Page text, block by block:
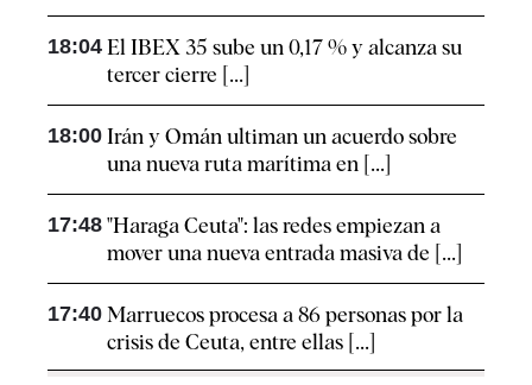
18:04 El IBEX 35 sube un 0,17 % y alcanza su
tercer cierre [...]
18:00 Irán y Omán ultiman un acuerdo sobre
una nueva ruta marítima en [...]
17:48 "Haraga Ceuta": las redes empiezan a
mover una nueva entrada masiva de [...]
17:40 Marruecos procesa a 86 personas por la
crisis de Ceuta, entre ellas [...]